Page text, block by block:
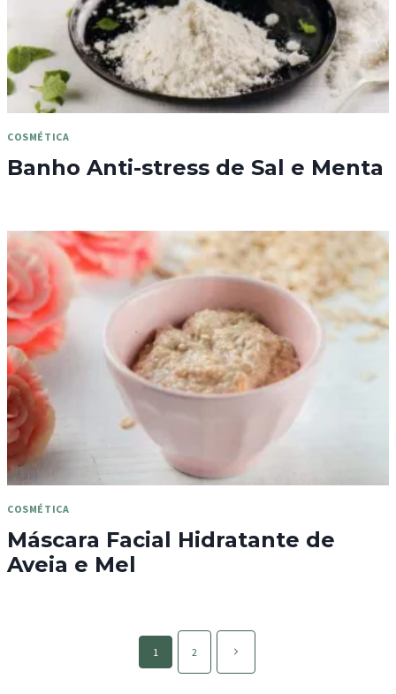
COSMÉTICA
Banho Anti-stress de Sal e Menta
COSMÉTICA
Máscara Facial Hidratante de
Aveia e Mel
1 2
Página
seguinte